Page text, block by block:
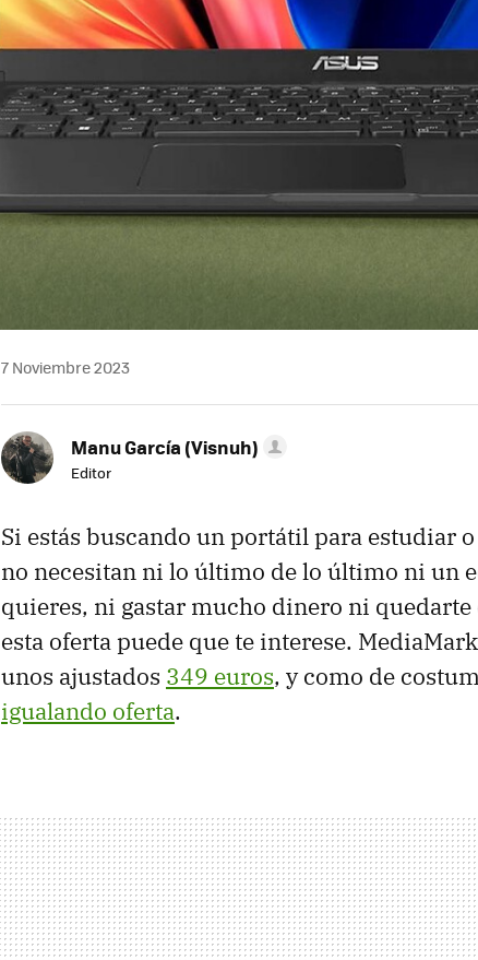
7 Noviembre 2023
Manu García (Visnuh)
Editor
Si estás buscando un portátil para estudiar
no necesitan ni lo último de lo último ni un
quieres, ni gastar mucho dinero ni
esta oferta puede que te interese.
unos ajustados 349 euros, y como de
igualando oferta.